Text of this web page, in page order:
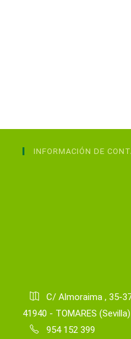
INFORMACIÓN DE
C/ Almoraima , 35-
41940 - TOMARES (Sevilla)
954 152 399